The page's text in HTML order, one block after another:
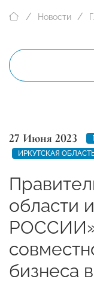
Новости
27 Июня 2023
ИРКУТСКАЯ
области
РОССИИ»
бизнеса